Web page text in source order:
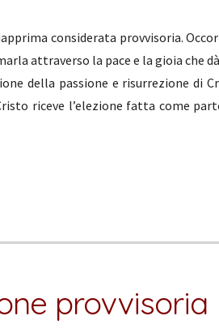
considerata provvisoria.
attraverso la pace e la gioia che
della passione e risurrezione di
riceve l’elezione fatta come
provvisoria